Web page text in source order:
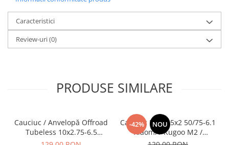
Caracteristici
Review-uri(0)
PRODUSE SIMILARE
Cauciuc / Anvelopă Offroad
Tubeless 10x2.75-6.5
KuKirin G2/G2 Master 2025
-42% NOU
Cauciuc Plin 8.5x2 50/75-6.1
Xiaomi / Kugoo M2 /
Ducati/Evergreen/Motus/